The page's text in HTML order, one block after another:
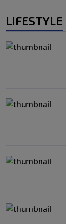
LIFESTYLE